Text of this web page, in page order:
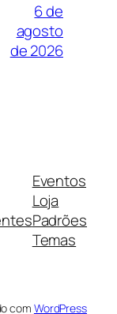
6 de
agosto
de 2026
Eventos
Loja
Padrões
Temas
com WordPress